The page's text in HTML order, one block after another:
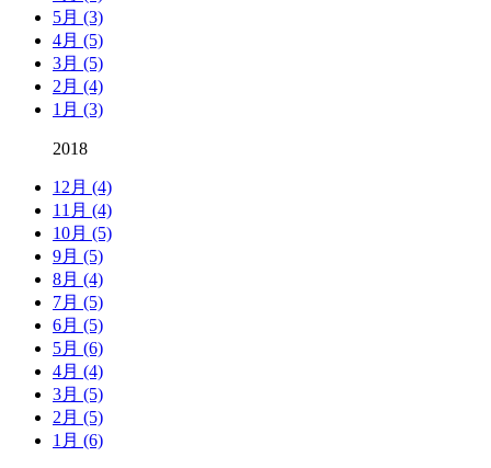
5月 (3)
4月 (5)
3月 (5)
2月 (4)
1月 (3)
2018
12月 (4)
11月 (4)
10月 (5)
9月 (5)
8月 (4)
7月 (5)
6月 (5)
5月 (6)
4月 (4)
3月 (5)
2月 (5)
1月 (6)